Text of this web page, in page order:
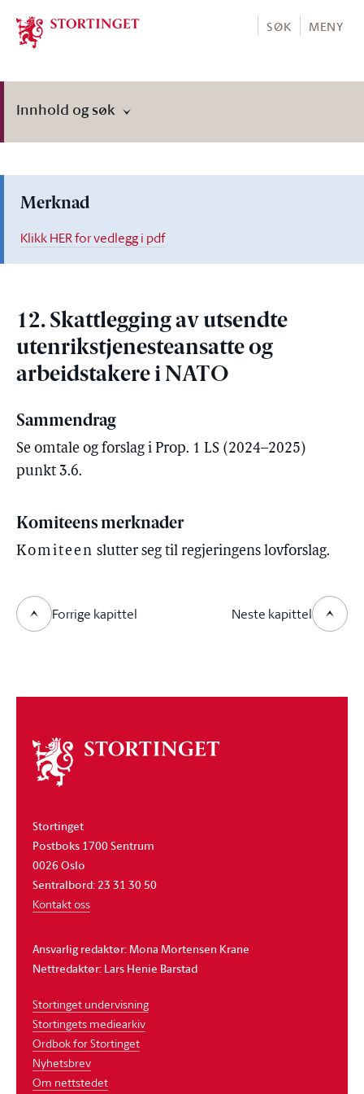
Stortinget.no
SØK MENY
Innhold og søk
Merknad
Klikk HER for vedlegg i pdf
12. Skattlegging av utsendte
utenrikstjenesteansatte og
arbeidstakere i NATO
Sammendrag
Se omtale og forslag i Prop. 1 LS (2024–2025)
punkt 3.6.
Komiteens merknader
Komiteen slutter seg til regjeringens lovforslag.
Forrige kapittel Neste kapittel
Om
stortinget
Stortinget
Postboks 1700 Sentrum
0026 Oslo
Sentralbord: 23 31 30 50
Kontakt oss
Ansvarlig redaktør: Mona Mortensen Krane
Nettredaktør: Lars Henie Barstad
Stortinget undervisning
Stortingets mediearkiv
Ordbok for Stortinget
Nyhetsbrev
Om nettstedet